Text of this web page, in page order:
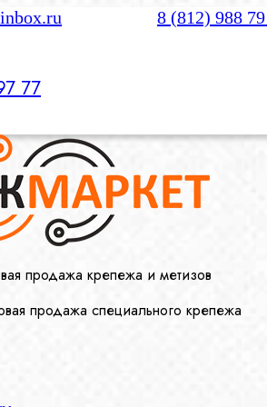
8 (812) 988
77
продажа крепежа и метизов
продажа специального крепежа